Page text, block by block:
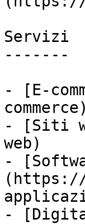
Servizi
-------
- [E-
commerce)
- [Siti
web)
-
-